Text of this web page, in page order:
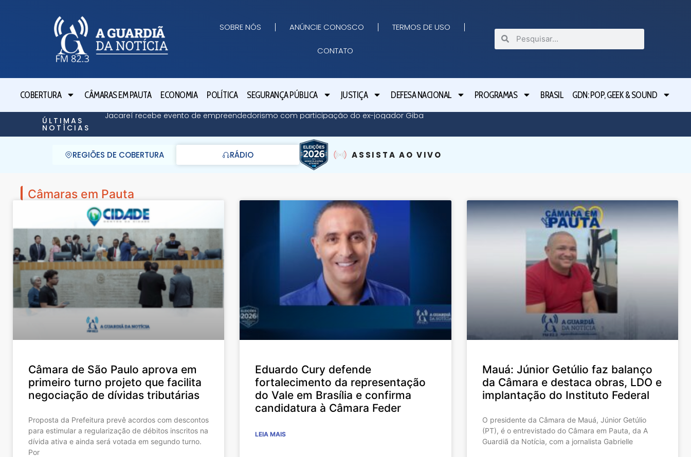
SOBRE NÓS ANÚNCIE CONOSCO TERMOS DE USO
CONTATO
COBERTURA CÂMARAS EM PAUTA ECONOMIA POLÍTICA SEGURANÇA PÚBLICA JUSTIÇA DEFESA NACIONAL PROGRAMAS BRASIL GDN: POP, GEEK & SOUND
ÚLTIMAS
NOTÍCIAS
Jacareí recebe evento de empreendedorismo com participação do ex-jogador Giba Projeto
REGIÕES DE COBERTURA RÁDIO ASSISTA AO VIVO
Câmaras em Pauta
Câmara de São Paulo aprova em
primeiro turno projeto que facilita
negociação de dívidas tributárias
Proposta da Prefeitura prevê acordos com descontos
para estimular a regularização de débitos inscritos na
dívida ativa e ainda será votada em segundo turno.
Por
Eduardo Cury defende
fortalecimento da representação
do Vale em Brasília e confirma
candidatura à Câmara Feder
LEIA MAIS
Mauá: Júnior Getúlio faz balanço
da Câmara e destaca obras, LDO e
implantação do Instituto Federal
O presidente da Câmara de Mauá, Júnior Getúlio
(PT), é o entrevistado do Câmara em Pauta, da A
Guardiã da Notícia, com a jornalista Gabrielle